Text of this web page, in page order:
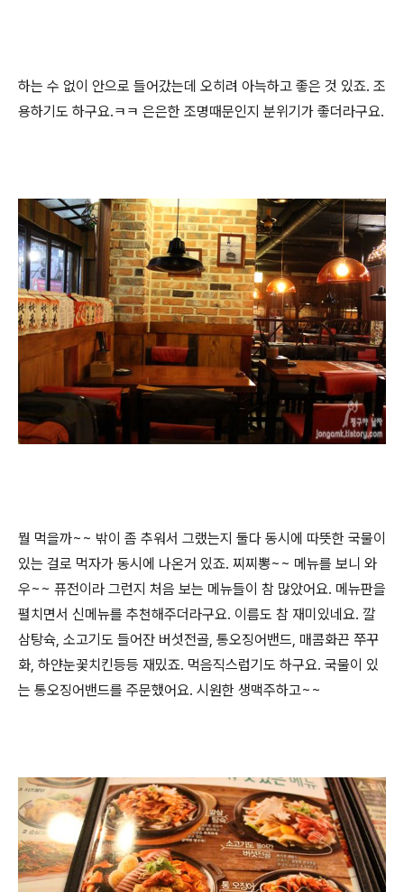
하는 수 없이 안으로 들어갔는데 오히려 아늑하고 좋은 것 있죠. 조
용하기도 하구요.ㅋㅋ 은은한 조명때문인지 분위기가 좋더라구요.
뭘 먹을까~~ 밖이 좀 추워서 그랬는지 둘다 동시에 따뜻한 국물이
있는 걸로 먹자가 동시에 나온거 있죠. 찌찌뽕~~ 메뉴를 보니 와
우~~ 퓨전이라 그런지 처음 보는 메뉴들이 참 많았어요. 메뉴판을
펼치면서 신메뉴를 추천해주더라구요. 이름도 참 재미있네요. 깔
삼탕슉, 소고기도 들어잔 버섯전골, 통오징어밴드, 매콤화끈 쭈꾸
화, 하얀눈꽃치킨등등 재밌죠. 먹음직스럽기도 하구요. 국물이 있
는 통오징어밴드를 주문했어요. 시원한 생맥주하고~~